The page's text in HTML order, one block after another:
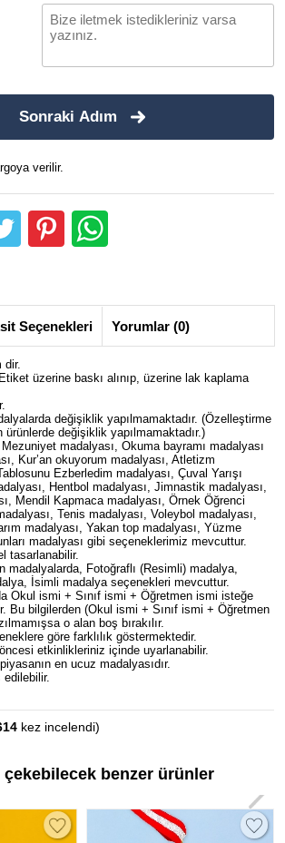
Sonraki Adım
verilir.
Seçenekleri Yorumlar (0)
dir.
üzerine baskı alınıp, üzerine lak kaplama
değişiklik yapılmamaktadır. (Özelleştirme
ürünlerde değişiklik yapılmamaktadır.)
madalyası, Okuma bayramı madalyası
Kur’an okuyorum madalyası, Atletizm
Ezberledim madalyası, Çuval Yarışı
Hentbol madalyası, Jimnastik madalyası,
Mendil Kapmaca madalyası, Örnek Öğrenci
Tenis madalyası, Voleybol madalyası,
madalyası, Yakan top madalyası, Yüzme
madalyası gibi seçeneklerimiz mevcuttur.
tasarlanabilir.
madalyalarda, Fotoğraflı (Resimli) madalya,
İsimli madalya seçenekleri mevcuttur.
Okul ismi + Sınıf ismi + Öğretmen ismi isteğe
Bu bilgilerden (Okul ismi + Sınıf ismi + Öğretmen
o alan boş bırakılır.
göre farklılık göstermektedir.
etkinlikleriniz içinde uyarlanabilir.
en ucuz madalyasıdır.
edilebilir.
kez incelendi)
benzer ürünler